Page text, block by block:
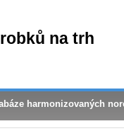
na trh
harmonizovaných